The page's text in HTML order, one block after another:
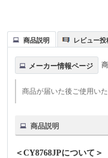
商品説明 レビュー
メーカー情報ページ
商品が届いた後ご使用いた
商品説明
＜CY8768JPについて＞